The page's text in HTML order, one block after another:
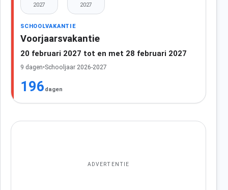
2027 2027
SCHOOLVAKANTIE
Voorjaarsvakantie
20 februari 2027 tot en met 28 februari 2027
9 dagen•Schooljaar 2026-2027
196 dagen
ADVERTENTIE